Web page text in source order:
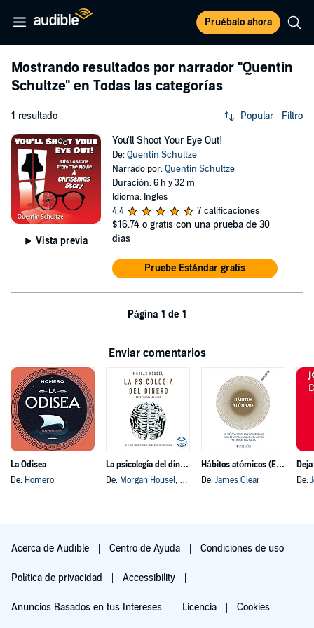
Pruébalo ahora
Mostrando resultados por narrador "Quentin
Schultze" en Todas las categorías
1 resultado Popular Filtro
Vista previa
You'll Shoot Your Eye Out!
De:Quentin Schultze
Narrado por:Quentin Schultze
Duración: 6 h y 32 m
Idioma: Inglés
4.4
7 calificaciones
$16.74 o gratis con una prueba de 30
días
Pruebe Estándar gratis
Página 1 de 1
Enviar comentarios
La Odisea
De: Homero
La psicología del dinero
De: Morgan Housel, y otros
Hábitos atómicos (Español neutro)
De: James Clear
De:
Acerca de Audible Centro de Ayuda Condiciones de uso
Política de privacidad Accessibility
Anuncios Basados en tus Intereses Licencia Cookies